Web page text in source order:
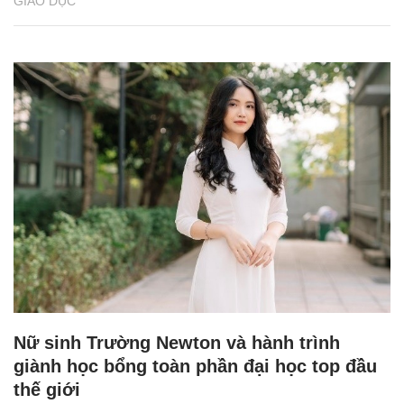
Nữ sinh Trường Newton và hành trình
giành học bổng toàn phần đại học top đầu
thế giới